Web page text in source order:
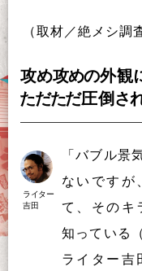
（取材／絶 メ シ調
攻め攻めの外観
ただただ圧倒 さ
ライター
吉田
「バブ ル景
な い です が
て
その キ
知 って い る
ラ イ タ ー 吉